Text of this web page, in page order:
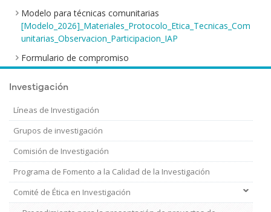
Investigación
Líneas de Investigación
Grupos de investigación
Comisión de Investigación
Programa de Fomento a la Calidad de la Investigación
Comité de Ética en Investigación
Modelo para técnicas comunitarias
[Modelo_2026]_Materiales_Protocolo_Etica_Tecnicas_Com
unitarias_Observacion_Participacion_IAP
Formulario de compromiso
[Modelo_2026] Formulario de compromiso